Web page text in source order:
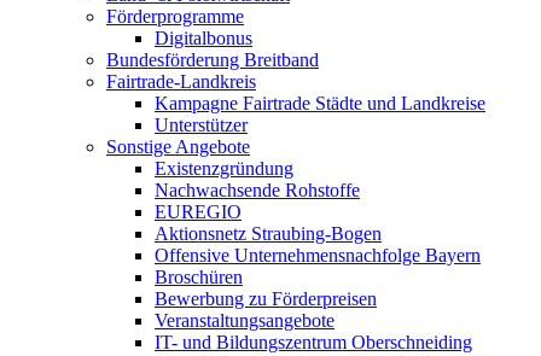
Förderprogramme
Digitalbonus
Bundesförderung Breitband
Fairtrade-Landkreis
Kampagne Fairtrade Städte und Landkreise
Unterstützer
Sonstige Angebote
Existenzgründung
Nachwachsende Rohstoffe
EUREGIO
Aktionsnetz Straubing-Bogen
Offensive Unternehmensnachfolge Bayern
Broschüren
Bewerbung zu Förderpreisen
Veranstaltungsangebote
IT- und Bildungszentrum Oberschneiding